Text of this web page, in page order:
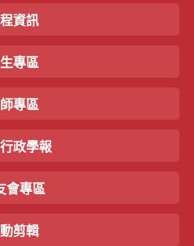
資訊
專區
專區
政學報
會專區
剪輯